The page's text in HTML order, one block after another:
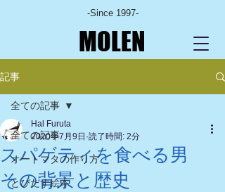
-Since 1997-
MOLEN
記事
全ての記事
オートマタの作り方
とびだす絵本
全ての記事
スパゲティを食べる男
その背景と歴史
Hal Furuta
2020年7月9日 読了時間: 2分